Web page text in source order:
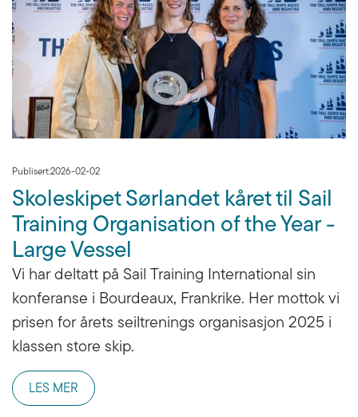
Publisert:2026-02-02
Skoleskipet Sørlandet kåret til Sail
Training Organisation of the Year -
Large Vessel
Vi har deltatt på Sail Training International sin
konferanse i Bourdeaux, Frankrike. Her mottok vi
prisen for årets seiltrenings organisasjon 2025 i
klassen store skip.
LES MER